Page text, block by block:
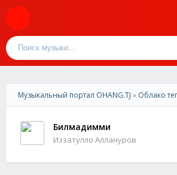
Музыкальный портал OHANG.TJ » Облако
Билмадимми
Иззатулло Аллануров